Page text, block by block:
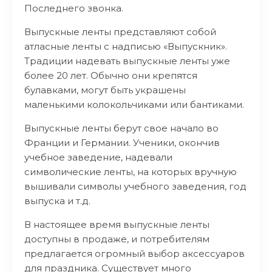
Последнего звонка.
Выпускные ленты представляют собой
атласные ленты с надписью «Выпускник».
Традиции надевать выпускные ленты уже
более 20 лет. Обычно они крепятся
булавками, могут быть украшены
маленькими колокольчиками или бантиками.
Выпускные ленты берут свое начало во
Франции и Германии. Ученики, окончив
учебное заведение, надевали
символические ленты, на которых вручную
вышивали символы учебного заведения, год
выпуска и т.д.
В настоящее время выпускные ленты
доступны в продаже, и потребителям
предлагается огромный выбор аксессуаров
для праздника. Существует много